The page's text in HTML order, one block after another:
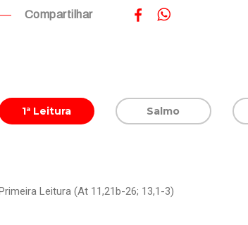
Compartilhar
1ª Leitura Salmo
Leitura (At 11,21b-26; 13,1-3)